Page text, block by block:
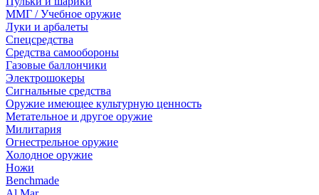
ММГ / Учебное оружие
Луки и арбалеты
Спецсредства
Средства самообороны
Газовые баллончики
Электрошокеры
Сигнальные средства
Оружие имеющее культурную ценность
Метательное и другое оружие
Милитария
Огнестрельное оружие
Холодное оружие
Ножи
Benchmade